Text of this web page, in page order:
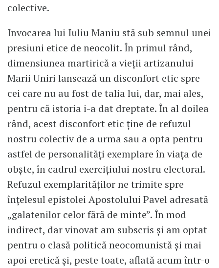
colective.
Invocarea lui Iuliu Maniu stă sub semnul unei
presiuni etice de neocolit. În primul rând,
dimensiunea martirică a vieții artizanului
Marii Uniri lansează un disconfort etic spre
cei care nu au fost de talia lui, dar, mai ales,
pentru că istoria i-a dat dreptate. În al doilea
rând, acest disconfort etic ține de refuzul
nostru colectiv de a urma sau a opta pentru
astfel de personalități exemplare în viața de
obște, în cadrul exercițiului nostru electoral.
Refuzul exemplarităților ne trimite spre
înțelesul epistolei Apostolului Pavel adresată
„galatenilor celor fără de minte”. În mod
indirect, dar vinovat am subscris și am optat
pentru o clasă politică neocomunistă și mai
apoi eretică și, peste toate, aflată acum într-o